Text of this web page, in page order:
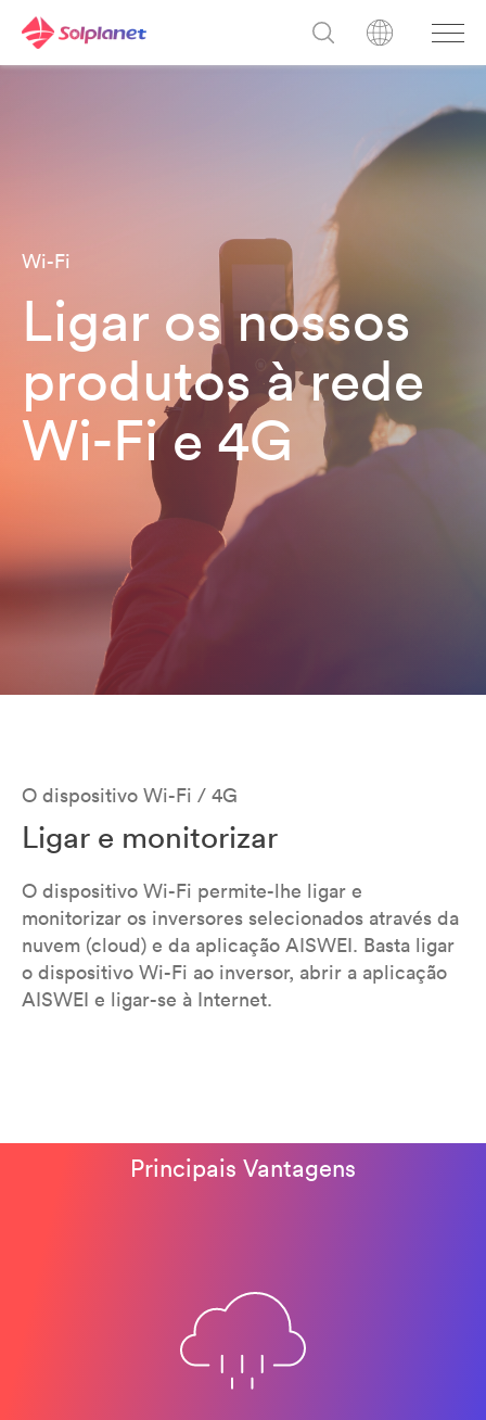
Wi-Fi
Ligar os nossos
produtos à rede
Wi-Fi e 4G
O dispositivo Wi-Fi / 4G
Ligar e monitorizar
O dispositivo Wi-Fi permite-lhe ligar e
monitorizar os inversores selecionados através da
nuvem (cloud) e da aplicação AISWEI. Basta ligar
o dispositivo Wi-Fi ao inversor, abrir a aplicação
AISWEI e ligar-se à Internet.
Principais Vantagens